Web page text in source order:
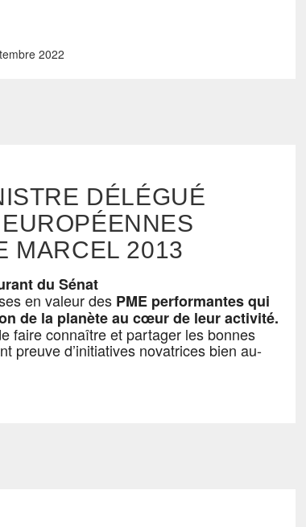
2022
DÉLÉGUÉ
MARCEL 2013
du Sénat
en valeur des PME performantes qui
de la planète au cœur de leur activité.
faire connaître et partager les bonnes
preuve d’initiatives novatrices bien au-